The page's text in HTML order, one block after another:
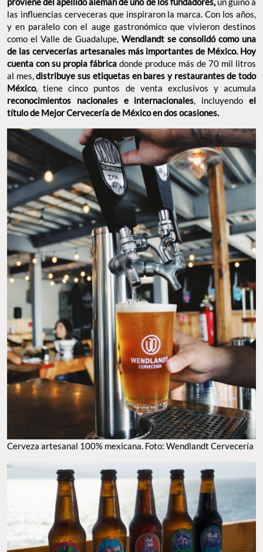
artesanales más importantes de México. Hoy cuenta con su
propia fábricadonde produce más de 70 mil litros al mes,
distribuye sus etiquetas en bares y restaurantes de todo
México, tiene cinco puntos de venta exclusivos y acumula
reconocimientos nacionales e internacionales, incluyendoel
título de Mejor Cervecería de México en dos ocasiones.
CERVEZA ARTESANAL 100% MEXICANA. FOTO: WENDLANDT CERVECERÍA